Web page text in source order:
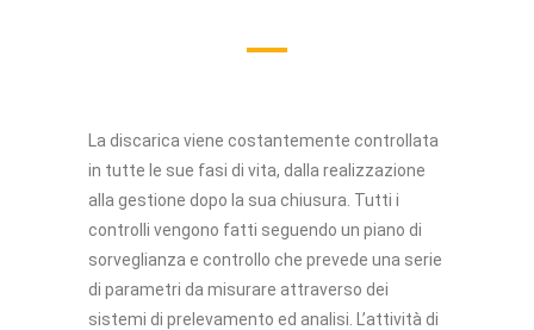
La discarica viene costantemente controllata
in tutte le sue fasi di vita, dalla realizzazione
alla gestione dopo la sua chiusura. Tutti i
controlli vengono fatti seguendo un piano di
sorveglianza e controllo che prevede una serie
di parametri da misurare attraverso dei
sistemi di prelevamento ed analisi. L’attività di